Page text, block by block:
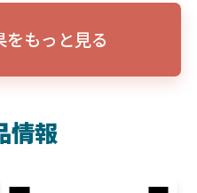
もっと見る
情報